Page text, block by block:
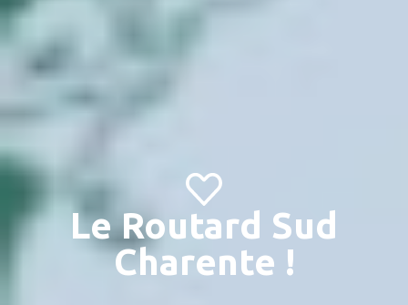
Le Routard Sud
Charente !